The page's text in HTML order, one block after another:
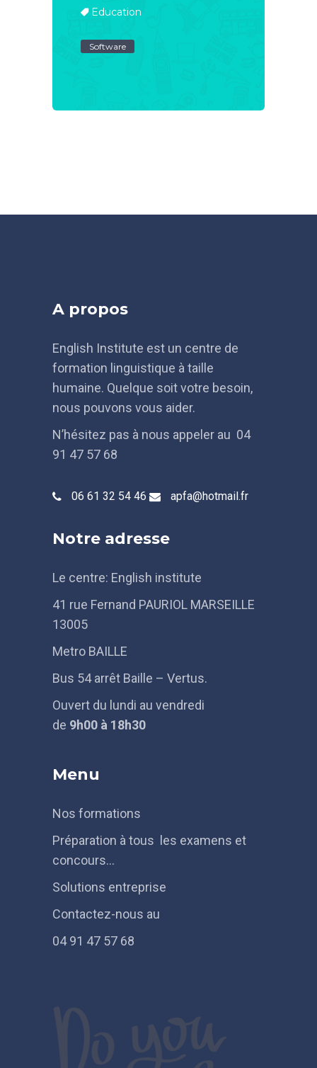
Education
Software
A propos
English Institute est un centre de
formation linguistique à taille
humaine. Quelque soit votre besoin,
nous pouvons vous aider.
N’hésitez pas à nous appeler au 04
91 47 57 68
06 61 32 54 46 apfa@hotmail.fr
Notre adresse
Le centre: English institute
41 rue Fernand PAURIOL MARSEILLE
13005
Metro BAILLE
Bus 54 arrêt Baille – Vertus.
Ouvert du lundi au vendredi
de 9h00 à 18h30
Menu
Nos formations
Préparation à tous les examens et
concours…
Solutions entreprise
Contactez-nous au
04 91 47 57 68